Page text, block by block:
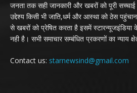
जनता तक सही जानकारी और खबरों को पूरी
उद्देश्य किसी भी जाति,धर्म और आस्था को ठेस
से खबरों को प्रेषित करता है इसमें स्टारन्यूजइंडिया
नही है। सभी समाचार सम्बंधित प्रकरणों का न्याय
Contact us: starnewsind@gmail.com